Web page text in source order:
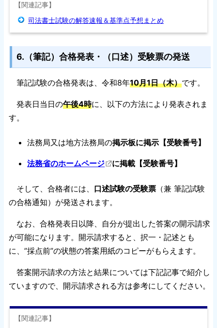
【関連記事】
司法書士試験の解答速報＆基準点予想まとめ
6.（筆記）合格発表・（口述）受験票の発送
筆記試験の合格発表は、令和8年10月1日（木）です。
発表日当日の午後4時に、以下の方法により発表されま
す。
法務局又は地方法務局の掲示板に掲示【受験番号】
法務省のホームページ に掲載【受験番号】
そして、合格者には、 口述試験の受験票 （兼 筆記試験
の合格通知）が発送されます。
なお、合格発表日以降、自分が提出した答案の開示請求
が可能になります。開示請求すると、択一・記述とも
に、”採点前”の状態の答案用紙のコピーがもらえます。
答案開示請求の方法と結果については下記記事で紹介し
ていますので、開示請求される方は参考にしてください。
【関連記事】